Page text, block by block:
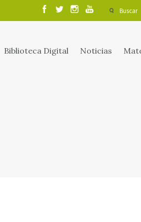
Buscar
Biblioteca Digital Noticias